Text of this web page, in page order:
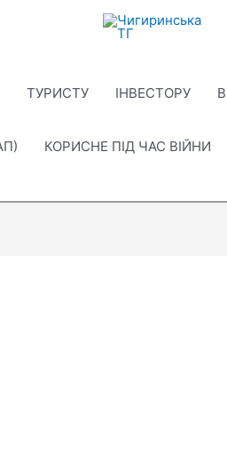
ТУРИСТУ ІНВЕСТОРУ
КОРИСНЕ ПІД ЧАС ВІЙНИ